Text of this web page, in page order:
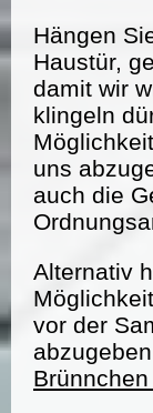
Hängen
Haustür,
damit wir
klingeln
uns
auch die
Alternativ
vor der